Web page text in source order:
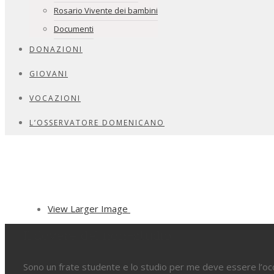
Rosario Vivente dei bambini
Documenti
DONAZIONI
GIOVANI
VOCAZIONI
L’OSSERVATORE DOMENICANO
View Larger Image
Sono un frate studente e lo studio per me deve essere